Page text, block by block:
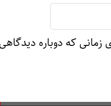
زمانی که دوباره